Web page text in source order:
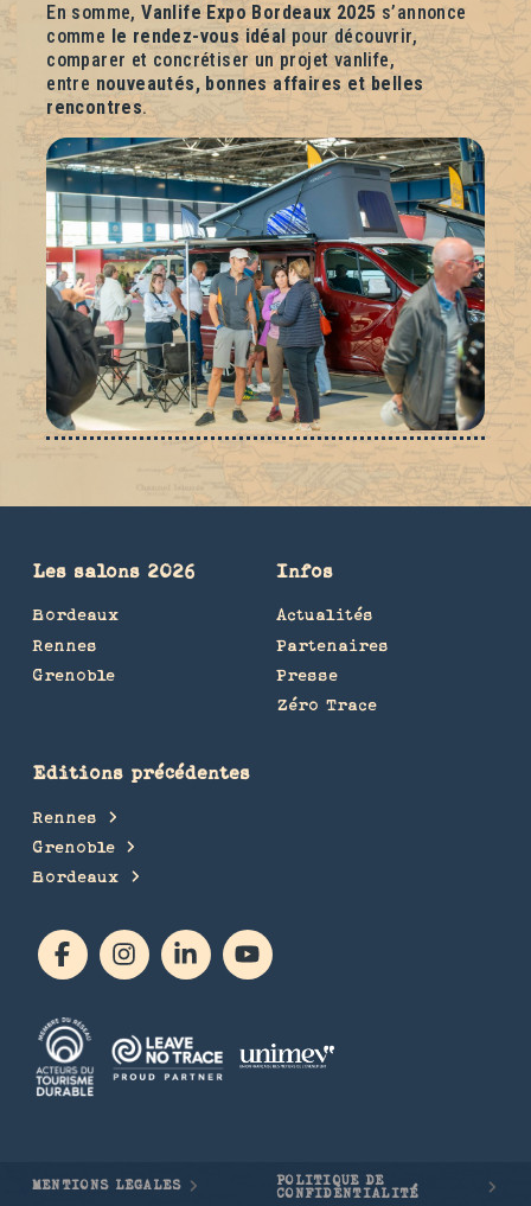
En somme, Vanlife Expo Bordeaux 2025 s’annonce
comme le rendez-vous idéal pour découvrir,
comparer et concrétiser un projet vanlife,
entre nouveautés, bonnes affaires et belles
rencontres.
Les salons 2026
Bordeaux
Rennes
Grenoble
Infos
Actualités
Partenaires
Presse
Zéro Trace
Editions précédentes
Rennes
Grenoble
Bordeaux
MENTIONS LÉGALES POLITIQUE DE
CONFIDENTIALITÉ